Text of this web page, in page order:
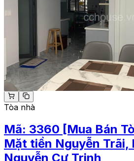
Tòa nhà
Mã: 3360 [Mua Bán
Mặt tiền Nguyễn Trãi,
Nguyễn Cư Trinh